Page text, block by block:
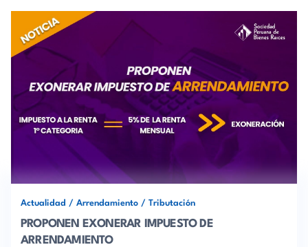
Actualidad / Arrendamiento / Tributación
PROPONEN EXONERAR IMPUESTO DE
ARRENDAMIENTO